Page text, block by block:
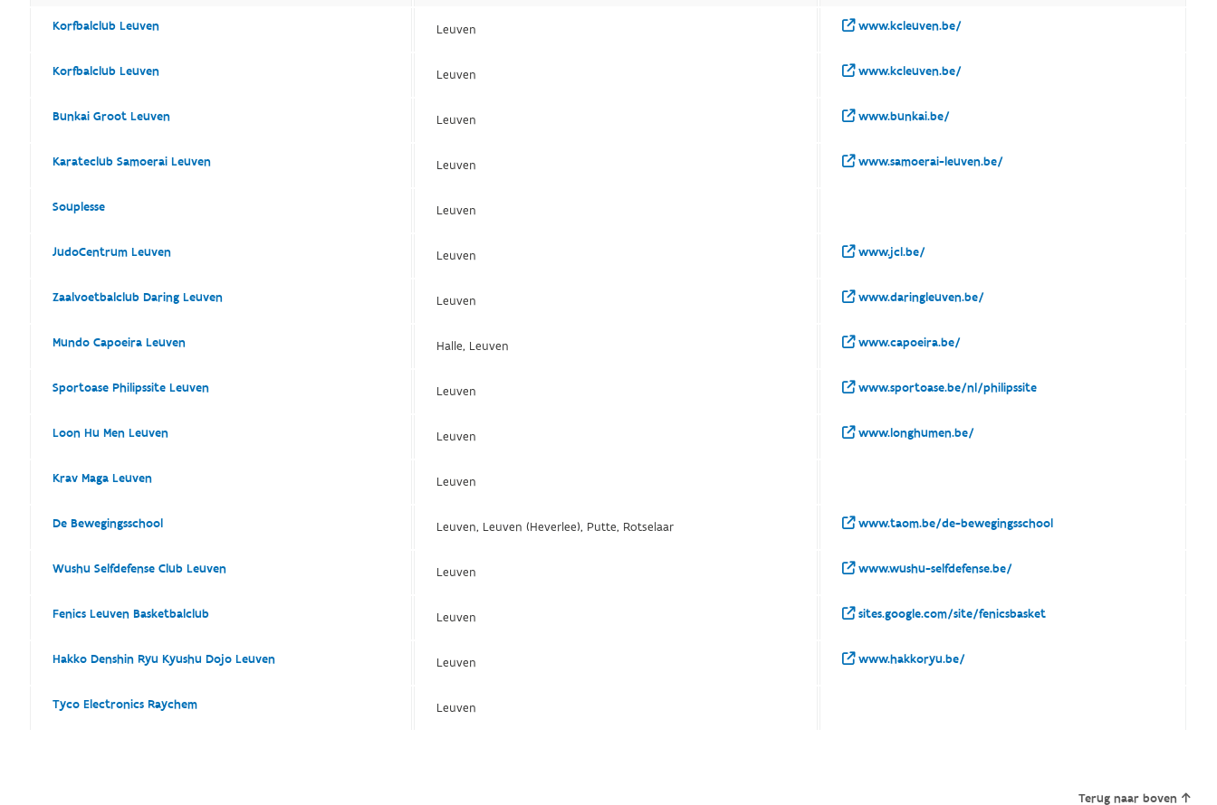
Korfbalclub Leuven Leuven www.kcleuven.be/
Korfbalclub Leuven Leuven www.kcleuven.be/
Bunkai Groot Leuven Leuven www.bunkai.be/
Karateclub Samoerai Leuven Leuven www.samoerai-leuven.be/
Souplesse Leuven
JudoCentrum Leuven Leuven www.jcl.be/
Zaalvoetbalclub Daring Leuven Leuven www.daringleuven.be/
Mundo Capoeira Leuven Halle, Leuven www.capoeira.be/
Sportoase Philipssite Leuven Leuven www.sportoase.be/nl/philipssite
Loon Hu Men Leuven Leuven www.longhumen.be/
Krav Maga Leuven Leuven
De Bewegingsschool Leuven, Leuven (Heverlee), Putte, Rotselaar www.taom.be/de-bewegingsschool
Wushu Selfdefense Club Leuven Leuven www.wushu-selfdefense.be/
Fenics Leuven Basketbalclub Leuven sites.google.com/site/fenicsbasket
Hakko Denshin Ryu Kyushu Dojo Leuven Leuven www.hakkoryu.be/
Tyco Electronics Raychem Leuven
Terug naar boven